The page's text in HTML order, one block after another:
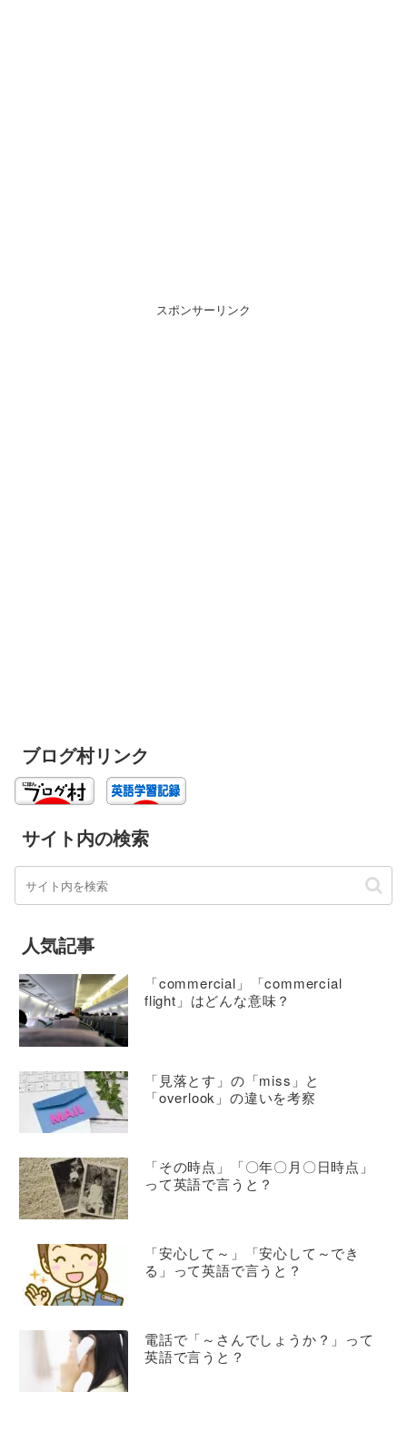
スポンサーリンク
ブログ村リンク
サイト内の検索
人気記事
「commercial」「commercial
flight」はどんな意味？
「見落とす」の「miss」と
「overlook」の違いを考察
「その時点」「〇年〇月〇日時点」
って英語で言うと？
「安心して～」「安心して～でき
る」って英語で言うと？
電話で「～さんでしょうか？」って
英語で言うと？